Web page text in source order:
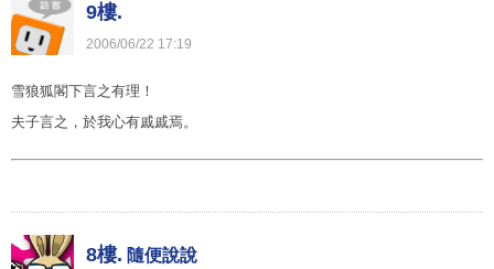
9樓.
2006/06/22 17:19
雪狼狐閣下言之有理！
夫子言之，於我心有戚戚焉。
8樓. 隨便說說